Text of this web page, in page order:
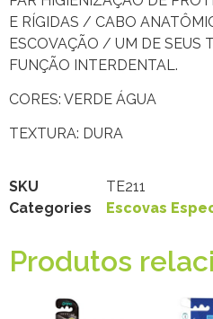
E RÍGIDAS / CABO
ESCOVAÇÃO / UM DE SEUS
FUNÇÃO INTERDENTAL.
CORES: VERDE ÁGUA
TEXTURA: DURA
SKU
TE211
Categories
Escovas
Produtos